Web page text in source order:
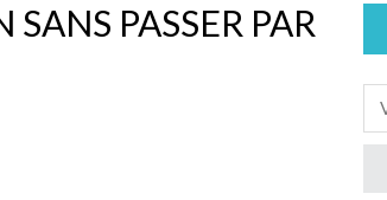
PASSER PAR